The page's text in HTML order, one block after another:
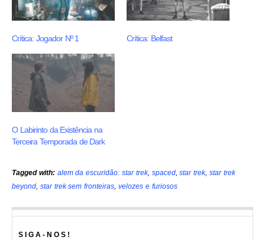
Crítica: Jogador Nº 1 Crítica: Belfast
O Labirinto da Existência na
Terceira Temporada de Dark
Tagged with: alem da escuridão: star trek, spaced,star trek,star trek
beyond, star trek sem fronteiras,velozes e furiosos
SIGA-NOS!